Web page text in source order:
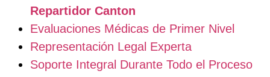
Repartidor Canton
Evaluaciones Médicas de Primer Nivel
Representación Legal Experta
Soporte Integral Durante Todo el Proceso